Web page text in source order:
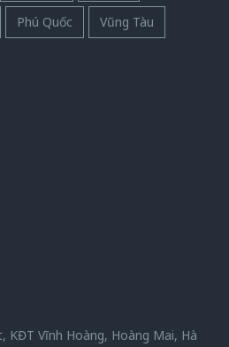
Phú Quốc Vũng Tàu
KĐT Vĩnh Hoàng, Hoàng Mai, Hà